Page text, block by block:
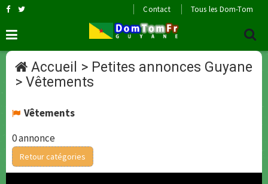
Contact Tous les Dom-Tom
Accueil > Petites annonces Guyane
> Vêtements
Vêtements
0 annonce
Retour catégories